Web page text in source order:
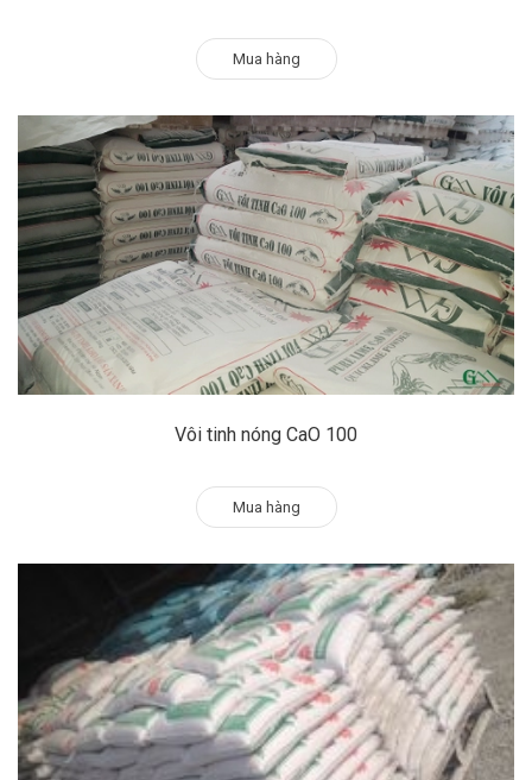
Mua hàng
Vôi tinh nóng CaO 100
Mua hàng